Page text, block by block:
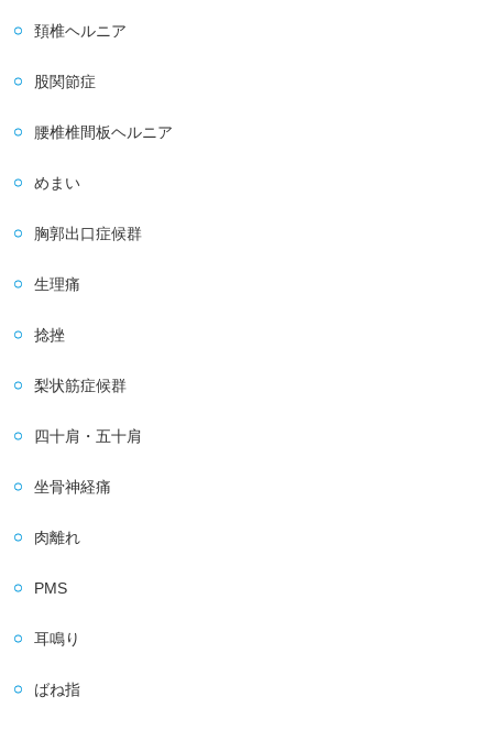
頚椎ヘルニア
股関節症
腰椎椎間板ヘルニア
めまい
胸郭出口症候群
生理痛
捻挫
梨状筋症候群
四十肩・五十肩
坐骨神経痛
肉離れ
PMS
耳鳴り
ばね指